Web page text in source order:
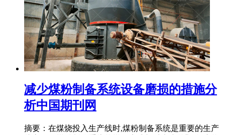
减少煤粉制备系统设备磨损的措施分
析中国期刊网
摘要：在煤烧投入生产线时,煤粉制备系统是重要的生产